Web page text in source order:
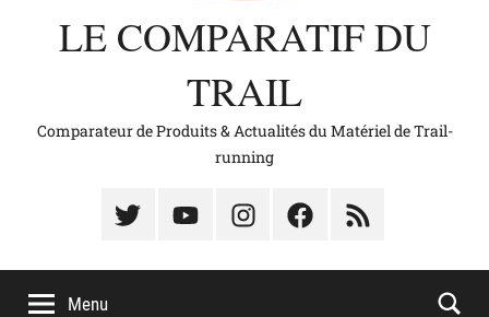
LE COMPARATIF DU
TRAIL
Comparateur de Produits & Actualités du Matériel de Trail-
running
Élément
menu
Élément
menu
Élément
menu
Élément
menu
Élément
menu
Menu